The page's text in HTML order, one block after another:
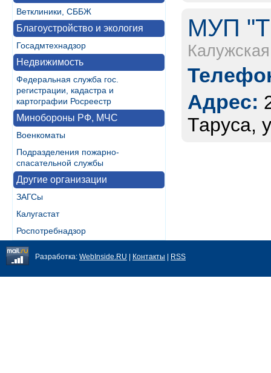
Ветклиники, СББЖ
Благоустройство и экология
Госадмтехнадзор
Недвижимость
Федеральная служба гос.
регистрации, кадастра и
картографии Росреестр
Минобороны РФ, МЧС
Военкоматы
Подразделения пожарно-
спасательной службы
Другие организации
ЗАГСы
Калугастат
Роспотребнадзор
МУП
Адрес:
Таруса,
Разработка: WebInside.RU Контакты RSS